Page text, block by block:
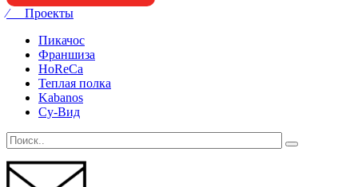
⁄ Проекты
Пикачос
Франшиза
HoReCa
Теплая полка
Kabanos
Су-Вид